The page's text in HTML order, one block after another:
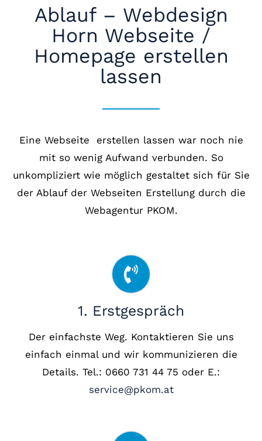
Ablauf – Webdesign
Horn Webseite /
Homepage erstellen
lassen
Eine Webseite erstellen lassen war noch nie
mit so wenig Aufwand verbunden. So
unkompliziert wie möglich gestaltet sich für Sie
der Ablauf der Webseiten Erstellung durch die
Webagentur PKOM.
1. Erstgespräch
Der einfachste Weg. Kontaktieren Sie uns
einfach einmal und wir kommunizieren die
Details. Tel.: 0660 731 44 75 oder E.:
service@pkom.at